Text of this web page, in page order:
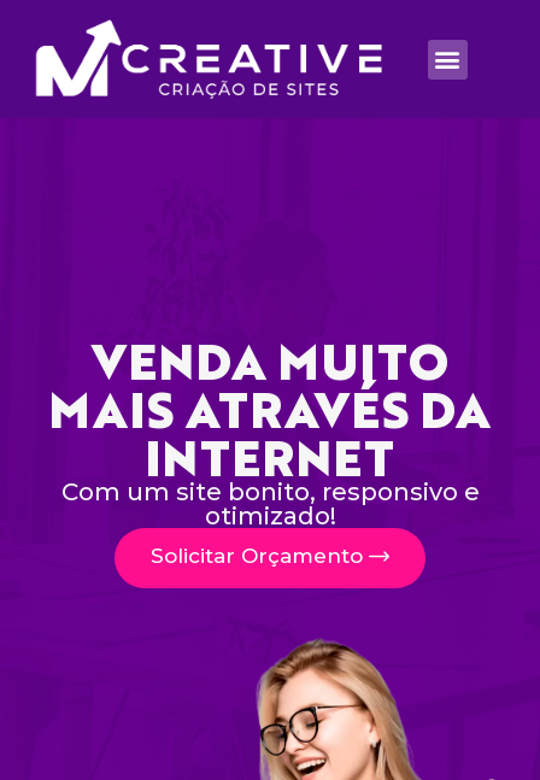
VENDA MUITO
MAIS ATRAVÉS DA
INTERNET
Com um site bonito, responsivo e
otimizado!
Solicitar Orçamento